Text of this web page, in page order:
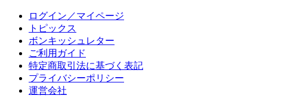
ログイン／マイページ
トピックス
ボンキッシュレター
ご利用ガイド
特定商取引法に基づく表記
プライバシーポリシー
運営会社